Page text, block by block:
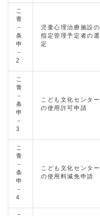
こ
青
－
条
申
－
2
児童心理治療施設の
指定管理予定者の選
定
こ
青
－
条
申
－
3
こども文化センター
の使用許可申請
こ
青
－
条
申
－
4
こども文化センター
の使用料減免申請